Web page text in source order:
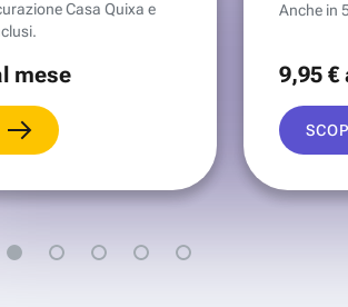
Casa Quixa e
mese
Anche in
9,95 €